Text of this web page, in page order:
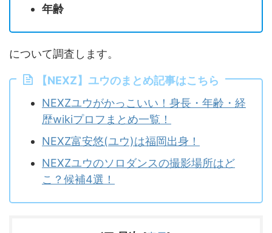
年齢
について調査します。
【NEXZ】ユウのまとめ記事はこちら
NEXZユウがかっこいい！身長・年齢・経
歴wikiプロフまとめ一覧！
NEXZ富安悠(ユウ)は福岡出身！
NEXZユウのソロダンスの撮影場所はど
こ？候補4選！